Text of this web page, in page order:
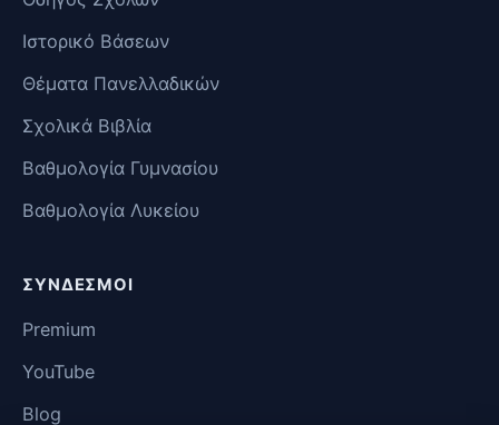
Ιστορικό Βάσεων
Θέματα Πανελλαδικών
Σχολικά Βιβλία
Βαθμολογία Γυμνασίου
Βαθμολογία Λυκείου
ΣΎΝΔΕΣΜΟΙ
Premium
YouTube
Blog